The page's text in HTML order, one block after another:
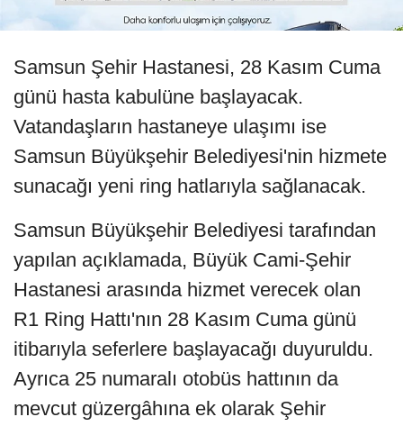
Samsun Şehir Hastanesi, 28 Kasım Cuma
günü hasta kabulüne başlayacak.
Vatandaşların hastaneye ulaşımı ise
Samsun Büyükşehir Belediyesi'nin hizmete
sunacağı yeni ring hatlarıyla sağlanacak.
Samsun Büyükşehir Belediyesi tarafından
yapılan açıklamada, Büyük Cami-Şehir
Hastanesi arasında hizmet verecek olan
R1 Ring Hattı'nın 28 Kasım Cuma günü
itibarıyla seferlere başlayacağı duyuruldu.
Ayrıca 25 numaralı otobüs hattının da
mevcut güzergâhına ek olarak Şehir